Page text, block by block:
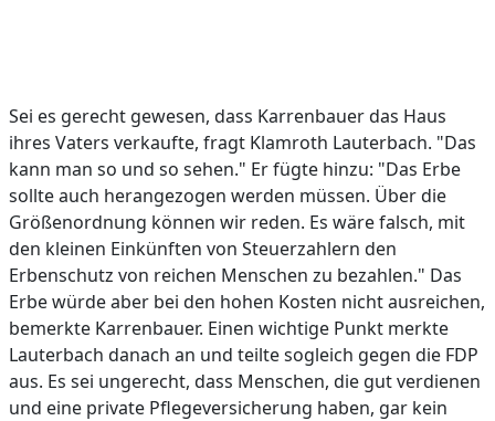
Sei es gerecht gewesen, dass Karrenbauer das Haus
ihres Vaters verkaufte, fragt Klamroth Lauterbach. "Das
kann man so und so sehen." Er fügte hinzu: "Das Erbe
sollte auch herangezogen werden müssen. Über die
Größenordnung können wir reden. Es wäre falsch, mit
den kleinen Einkünften von Steuerzahlern den
Erbenschutz von reichen Menschen zu bezahlen." Das
Erbe würde aber bei den hohen Kosten nicht ausreichen,
bemerkte Karrenbauer. Einen wichtige Punkt merkte
Lauterbach danach an und teilte sogleich gegen die FDP
aus. Es sei ungerecht, dass Menschen, die gut verdienen
und eine private Pflegeversicherung haben, gar kein